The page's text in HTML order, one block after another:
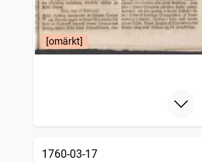
[omärkt]
1760-03-17